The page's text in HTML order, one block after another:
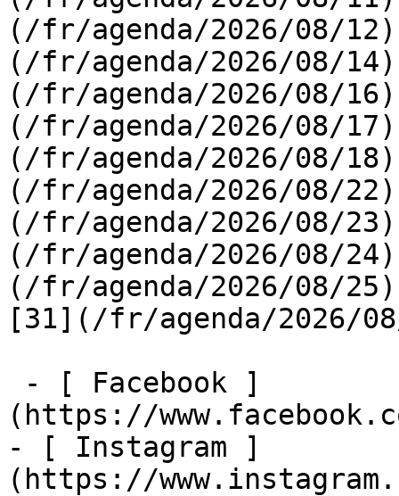
(/fr/agenda/2026/08/
(/fr/agenda/2026/08/
(/fr/agenda/2026/08/
(/fr/agenda/2026/08/
(/fr/agenda/2026/08/
(/fr/agenda/2026/08/
(/fr/agenda/2026/08/
(/fr/agenda/2026/08/
(/fr/agenda/2026/08/
[31](/fr/agenda/
(https://
- [ Instagram ]
(https://